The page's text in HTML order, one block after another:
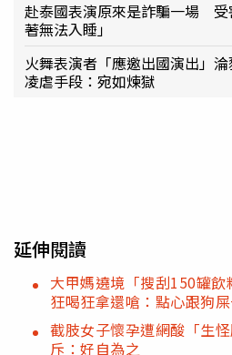
赴泰國表演原來是詐騙一場 受
著無法入睡」
火舞表演者「應邀出國演出」
凌虐手段：宛如煉獄
延伸閱讀
大甲媽遶境「搜刮150罐
狂喝狂拿還嗆：點心跟狗
截肢女子懷孕遭網酸「生
斥：好自為之